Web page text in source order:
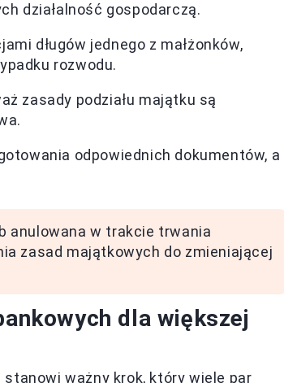
działalność gospodarczą.
długów jednego z małżonków,
rozwodu.
zasady podziału majątku są
odpowiednich dokumentów, a
anulowana w trakcie trwania
zasad majątkowych do zmieniającej
dla większej
ważny krok, który wiele par